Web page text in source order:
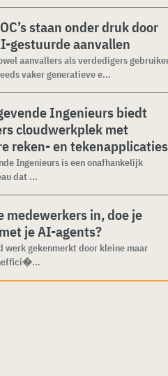
staan onder druk door
gestuurde aanvallen
aanvallers als verdedigers
vaker generatieve e...
Ingenieurs biedt
cloudwerkplek met
reken- en tekenapplicaties
Ingenieurs is een onafhankelijk
dat ...
medewerkers in, doe je
je AI-agents?
werk gekenmerkt door kleine maar